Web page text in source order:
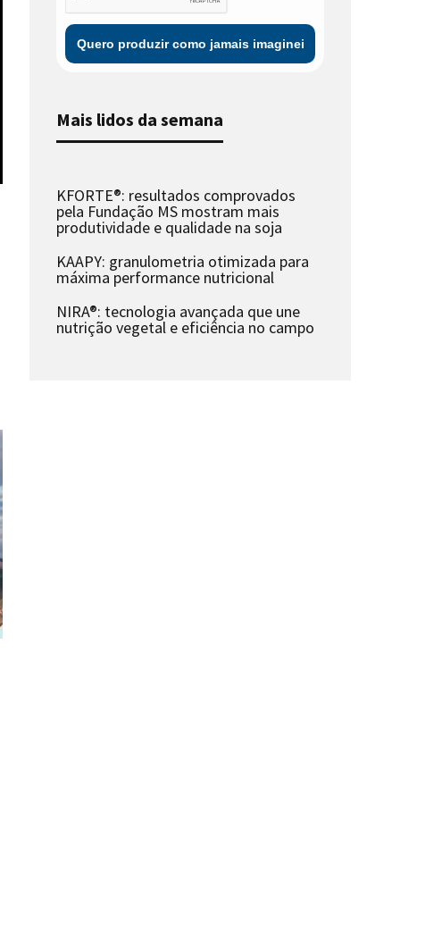
Mais lidos da semana
KFORTE®: resultados comprovados
pela Fundação MS mostram mais
produtividade e qualidade na soja
KAAPY: granulometria otimizada para
máxima performance nutricional
NIRA®: tecnologia avançada que une
nutrição vegetal e eficiência no campo